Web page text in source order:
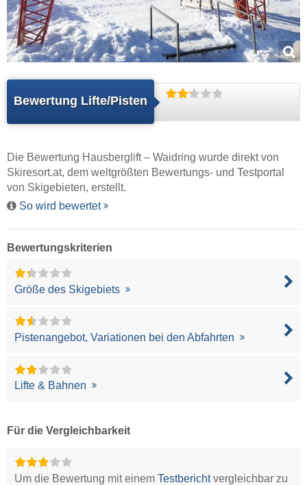
Bewertung Lifte/Pisten
Die Bewertung Hausberglift – Waidring wurde direkt von
Skiresort.at, dem weltgrößten Bewertungs- und Testportal
von Skigebieten, erstellt.
So wird bewertet
Bewertungskriterien
Größe des Skigebiets
Pistenangebot, Variationen bei den Abfahrten
Lifte & Bahnen
Für die Vergleichbarkeit
Um die Bewertung mit einemTestberichtvergleichbar zu